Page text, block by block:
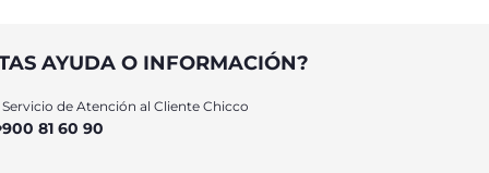
AYUDA O INFORMACIÓN?
Servicio de Atención al Cliente Chicco
900 81 60 90